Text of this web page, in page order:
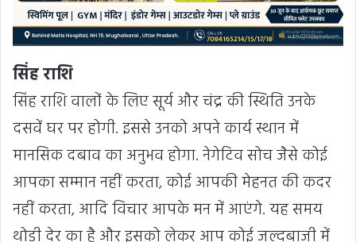
सिंह राशि
सिंह राशि वालों के लिए सूर्य और चंद्र की स्थिति उनके
दसवें घर पर होगी. इससे उनको अपने कार्य स्थान में
मानसिक दबाव का अनुभव होगा. नेगेटिव सोच जैसे कोई
आपका सम्मान नहीं करता, कोई आपकी मेहनत की कदर
नहीं करता, आदि विचार आपके मन में आएंगे. यह समय